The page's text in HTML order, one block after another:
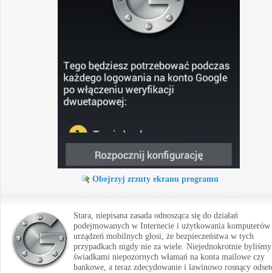
Obejrzyj zrzuty ekranu programu
Stara, niepisana zasada odnosząca się do działań
podejmowanych w Internecie i użytkowania komputerów
urządzeń mobilnych głosi, że bezpieczeństwa w tych
przypadkach nigdy nie za wiele. Niejednokrotnie
świadkami niepozornych włamań na konta mailowe czy
bankowe, a teraz zdecydowanie i lawinowo rosnący